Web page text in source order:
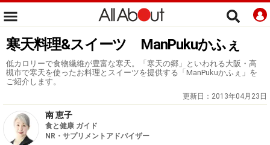
寒天料理&スイーツ ManPukuかふぇ
低カロリーで食物繊維が豊富な寒天。「寒天の郷」といわれる大阪・高
槻市で寒天を使ったお料理とスイーツを提供する「ManPukuかふぇ」を
ご紹介します。
更新日： 2013年04月23日
南 恵子
食と健康 ガイド
NR・サプリメントアドバイザー